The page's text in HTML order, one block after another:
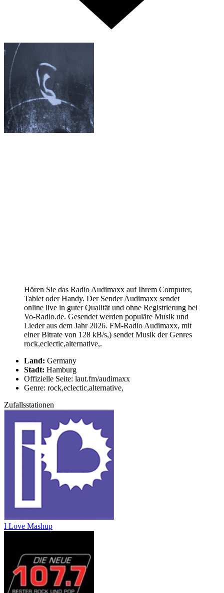
Hören Sie das Radio Audimaxx auf Ihrem Computer,
Tablet oder Handy. Der Sender Audimaxx sendet
online live in guter Qualität und ohne Registrierung bei
Vo-Radio.de. Gesendet werden populäre Musik und
Lieder aus dem Jahr 2026. FM-Radio Audimaxx, mit
einer Bitrate von 128 kB/s,) sendet Musik der Genres
rock,eclectic,alternative,.
Land: Germany
Stadt: Hamburg
Offizielle Seite: laut.fm/audimaxx
Genre: rock,eclectic,alternative,
Zufallsstationen
I Love Mashup